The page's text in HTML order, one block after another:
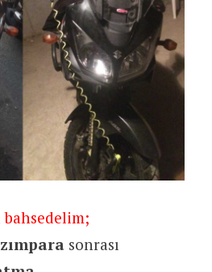
bahsedelim;
zımpara sonrası